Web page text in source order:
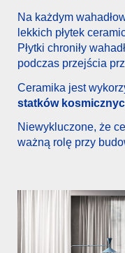
Na każdym
lekkich płytek
Płytki chroniły
podczas przejścia
Ceramika jest
statków
Niewykluczone, że
ważną rolę przy